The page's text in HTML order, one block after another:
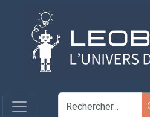
Aller au contenu principal
Panneau de gestion des cookies